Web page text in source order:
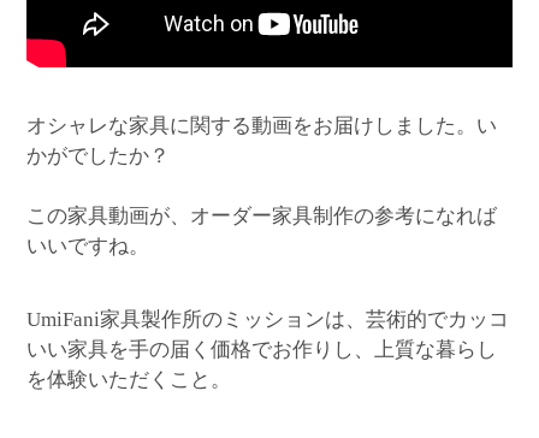
オシャレな家具に関する動画をお届けしました。い
かがでしたか？
この家具動画が、オーダー家具制作の参考になれば
いいですね。
UmiFani家具製作所のミッションは、芸術的でカッコ
いい家具を手の届く価格でお作りし、上質な暮らし
を体験いただくこと。